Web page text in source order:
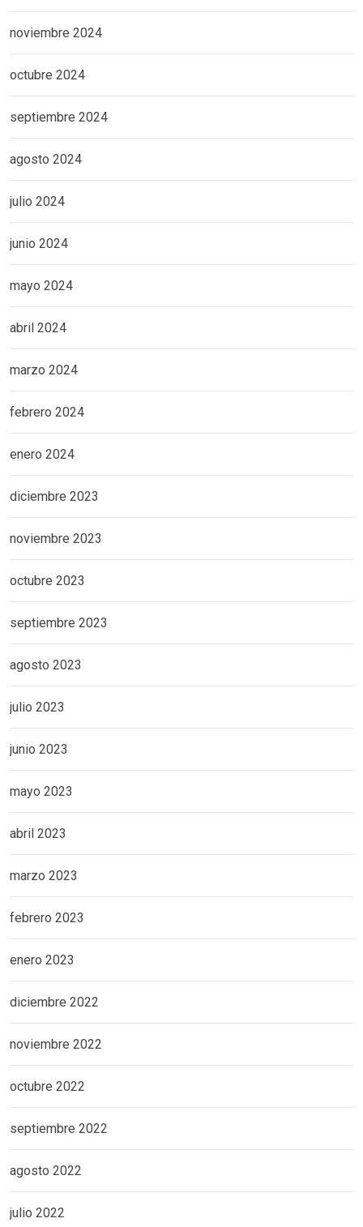
noviembre 2024
octubre 2024
septiembre 2024
agosto 2024
julio 2024
junio 2024
mayo 2024
abril 2024
marzo 2024
febrero 2024
enero 2024
diciembre 2023
noviembre 2023
octubre 2023
septiembre 2023
agosto 2023
julio 2023
junio 2023
mayo 2023
abril 2023
marzo 2023
febrero 2023
enero 2023
diciembre 2022
noviembre 2022
octubre 2022
septiembre 2022
agosto 2022
julio 2022